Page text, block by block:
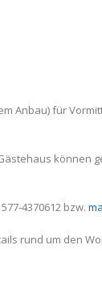
Anbau) für
können
4370612 bzw.
rund um den